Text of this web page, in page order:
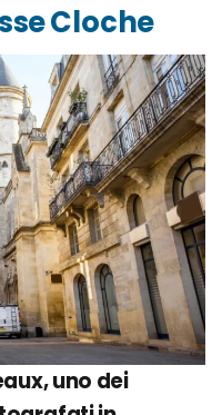
Cloche
uno dei